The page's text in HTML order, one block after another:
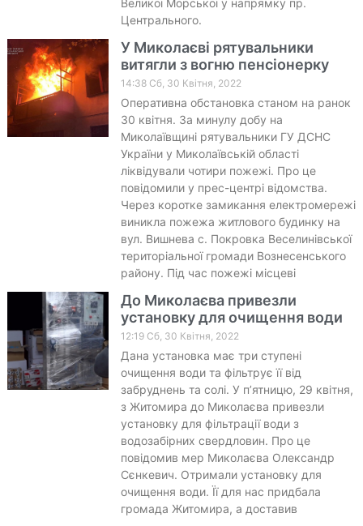
Центрального.
У Миколаєві рятувальники
витягли з вогню пенсіонерку
14:38 Сб, 30 Квітня, 2022
Оперативна обстановка станом на ранок
30 квітня. За минулу добу на
Миколаївщині рятувальники ГУ ДСНС
України у Миколаївській області
ліквідували чотири пожежі. Про це
повідомили у прес-центрі відомства.
Через коротке замикання електромережі
виникла пожежа житлового будинку на
вул. Вишнева с. Покровка Веселинівської
територіальної громади Вознесенського
району. Під час пожежі місцеві
До Миколаєва привезли
установку для очищення води
12:19 Сб, 30 Квітня, 2022
Дана установка має три ступені
очищення води та фільтрує її від
забруднень та солі. У п’ятницю, 29 квітня,
з Житомира до Миколаєва привезли
установку для фільтрації води з
водозабірних свердловин. Про це
повідомив мер Миколаєва Олександр
Сєнкевич. Отримали установку для
очищення води. Її для нас придбала
громада Житомира, а доставив